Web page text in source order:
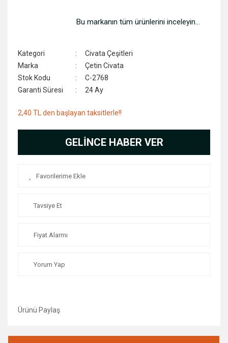
Bu markanın tüm ürünlerini inceleyin...
Kategori
Civata Çeşitleri
Marka
Çetin Civata
Stok Kodu
C-2768
Garanti Süresi
24 Ay
2,40 TL den başlayan taksitlerle!!
GELİNCE HABER VER
Tavsiye Et
Fiyat Alarmı
Yorum Yap
Ürünü Paylaş